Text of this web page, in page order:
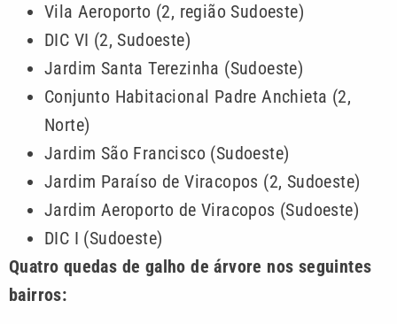
Vila Aeroporto (2, região Sudoeste)
DIC VI (2, Sudoeste)
Jardim Santa Terezinha (Sudoeste)
Conjunto Habitacional Padre Anchieta (2,
Norte)
Jardim São Francisco (Sudoeste)
Jardim Paraíso de Viracopos (2, Sudoeste)
Jardim Aeroporto de Viracopos (Sudoeste)
DIC I (Sudoeste)
Quatro quedas de galho de árvore nos seguintes
bairros: